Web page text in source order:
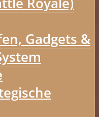
Gadgets &